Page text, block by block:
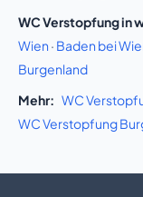
WC Verstopfung in
Wien · Baden bei
Burgenland
Mehr: WC
WC Verstopfung